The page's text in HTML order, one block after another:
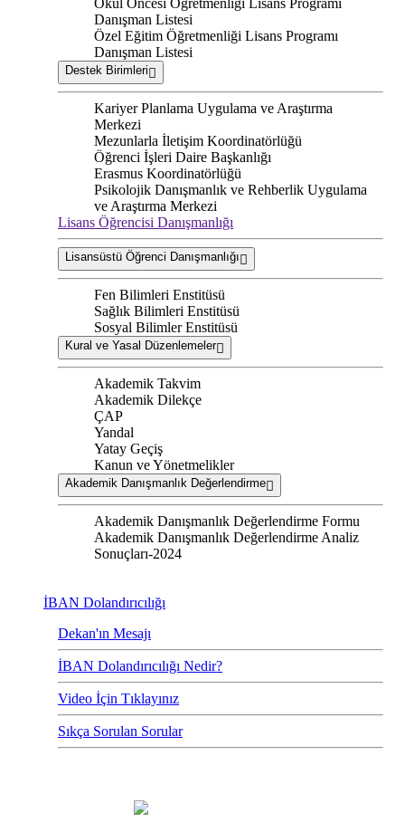
Okul Öncesi Öğretmenliği Lisans Programı
Danışman Listesi
Özel Eğitim Öğretmenliği Lisans Programı
Danışman Listesi
Destek Birimleri
Kariyer Planlama Uygulama ve Araştırma
Merkezi
Mezunlarla İletişim Koordinatörlüğü
Öğrenci İşleri Daire Başkanlığı
Erasmus Koordinatörlüğü
Psikolojik Danışmanlık ve Rehberlik Uygulama
ve Araştırma Merkezi
Lisans Öğrencisi Danışmanlığı
Lisansüstü Öğrenci Danışmanlığı
Fen Bilimleri Enstitüsü
Sağlık Bilimleri Enstitüsü
Sosyal Bilimler Enstitüsü
Kural ve Yasal Düzenlemeler
Akademik Takvim
Akademik Dilekçe
ÇAP
Yandal
Yatay Geçiş
Kanun ve Yönetmelikler
Akademik Danışmanlık Değerlendirme
Akademik Danışmanlık Değerlendirme Formu
Akademik Danışmanlık Değerlendirme Analiz
Sonuçları-2024
İBAN Dolandırıcılığı
Dekan'ın Mesajı
İBAN Dolandırıcılığı Nedir?
Video İçin Tıklayınız
Sıkça Sorulan Sorular